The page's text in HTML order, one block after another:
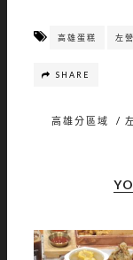
高雄蛋糕 左
SHARE
高雄分區域 /